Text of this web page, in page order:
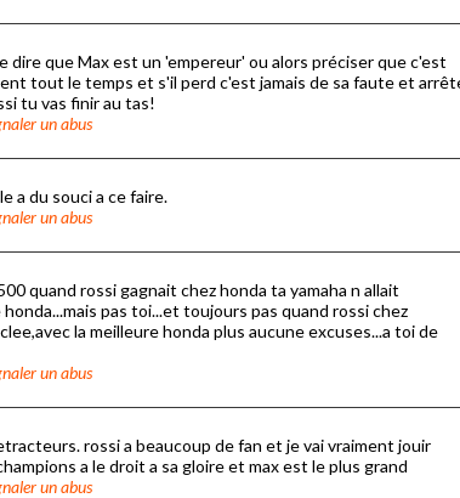
que Max est un 'empereur' ou alors préciser que c'est
tout le temps et s'il perd c'est jamais de sa faute et
tu vas finir au tas!
un abus
a du souci a ce faire.
un abus
quand rossi gagnait chez honda ta yamaha n allait
pas toi...et toujours pas quand rossi chez
la meilleure honda plus aucune excuses...a toi de
un abus
rossi a beaucoup de fan et je vai vraiment jouir
a le droit a sa gloire et max est le plus grand
un abus